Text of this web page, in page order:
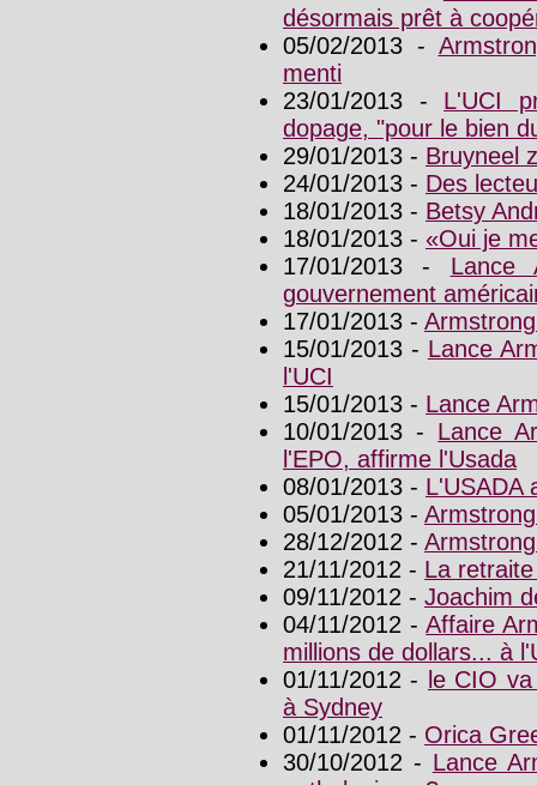
désormais prêt à
05/02/2013 -
menti
23/01/2013 - L'UCI
dopage, "pour le bien
29/01/2013 - Bruyneel
24/01/2013 - Des
18/01/2013 - Betsy
18/01/2013 - «Oui je
17/01/2013 - Lance
gouvernement
17/01/2013 -
15/01/2013 - Lance
l'UCI
15/01/2013 - Lance
10/01/2013 - Lance
l'EPO, affirme l'Usada
08/01/2013 - L'USADA
05/01/2013 -
28/12/2012 -
21/11/2012 - La
09/11/2012 - Joachim
04/11/2012 -Affaire
millions de dollars... à
01/11/2012 - le CIO
à Sydney
01/11/2012 - Orica
30/10/2012 - Lance